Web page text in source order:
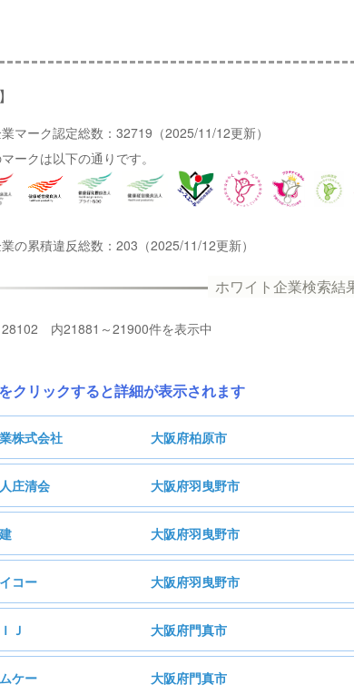
マーク認定総数：32719（2025/11/12更新）
ークは以下の通りです。
の累積違反総数：203（2025/11/12更新）
内21881～21900件を表示中
クリックすると詳細が表示されます
株式会社 大阪府柏原市
山六化成工業株式
庄清会 大阪府羽曳野市
社会福祉法人庄
報
医療法人、社会福祉法人、健康保険組合等保険者
大阪府羽曳野市
株式会社総建
コー 大阪府羽曳野市
株式会社ダイコ
Ｊ 大阪府門真市
ケー 大阪府門真市